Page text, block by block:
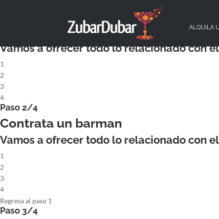
ALQUILA UN COCKTAILBAR
Vamos a ofrecer todo lo relacionado con
1
2
3
4
Paso 2/4
Contrata un barman
Vamos a ofrecer todo lo relacionado con
1
2
3
4
Regresa al paso 1
Paso 3/4
ALQUILA